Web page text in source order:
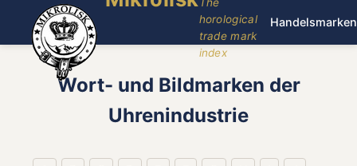
horological
trade mark
index
Handelsmarken
Wort- und Bildmarken der
Uhrenindustrie